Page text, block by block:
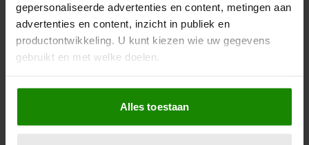
gepersonaliseerde advertenties en content, metingen aan
advertenties en content, inzicht in publiek en
productontwikkeling. U kunt kiezen wie uw gegevens
gebruikt en met welke doelen.
Als u het toestaat, willen we ook graag:
Informatie verzamelen over uw geografische locatie,
die tot een paar meter nauwkeurig kan zijn
Alles toestaan
Digitaal lezen
Los kopen